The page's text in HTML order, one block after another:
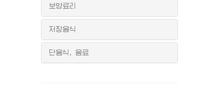
보양료리
저장음식
단음식, 음료